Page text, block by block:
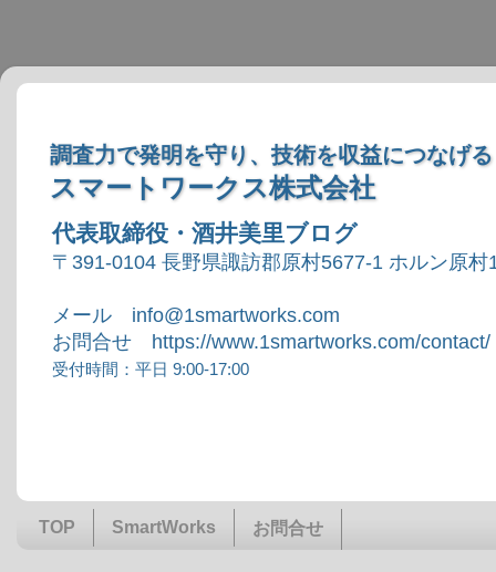
調査力で発明を守り、技術を収益につなげる
スマートワークス株式会社
代表取締役・酒井美里ブログ
〒391-0104 長野県諏訪郡原村5677-1 ホルン原村
メール info@1smartworks.com
お問合せ https://www.1smartworks.com/contact/
受付時間：平日 9:00-17:00
TOP SmartWorks お問合せ